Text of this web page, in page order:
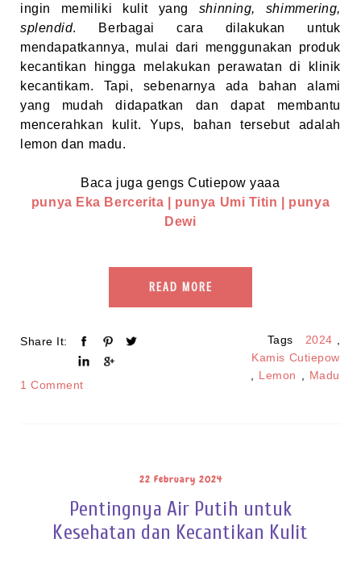
ingin memiliki kulit yang shinning, shimmering,
splendid. Berbagai cara dilakukan untuk
mendapatkannya, mulai dari menggunakan produk
kecantikan hingga melakukan perawatan di klinik
kecantikam. Tapi, sebenarnya ada bahan alami
yang mudah didapatkan dan dapat membantu
mencerahkan kulit. Yups, bahan tersebut adalah
lemon dan madu.
Baca juga gengs Cutiepow yaaa
punya Eka Bercerita
punya Umi Titin | punya
Dewi
READ MORE
Share It:
1 Comment
Tags 2024
Kamis Cutiepow
Lemon Madu
22 February 2024
Pentingnya Air Putih untuk
Kesehatan dan Kecantikan Kulit